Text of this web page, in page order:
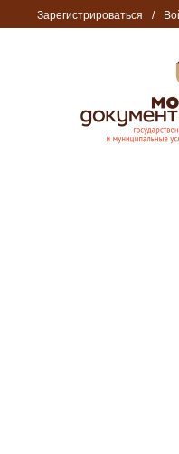
Зарегистрироваться /